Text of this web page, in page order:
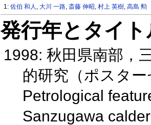
1:佐伯 和人 ,大川 一路,斎藤 伸昭,村上 英樹,高島 勲
発行年とタイ
1998: 秋田県南部，
的研究（ポスタ
Petrological
Sanzugawa